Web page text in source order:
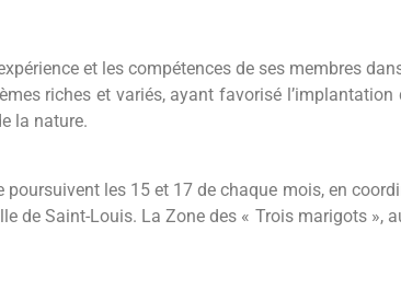
et les compétences de ses membres
riches et variés, ayant favorisé
la nature.
poursuivent les 15 et 17 de chaque mois, en
de Saint-Louis. La Zone des « Trois marigots